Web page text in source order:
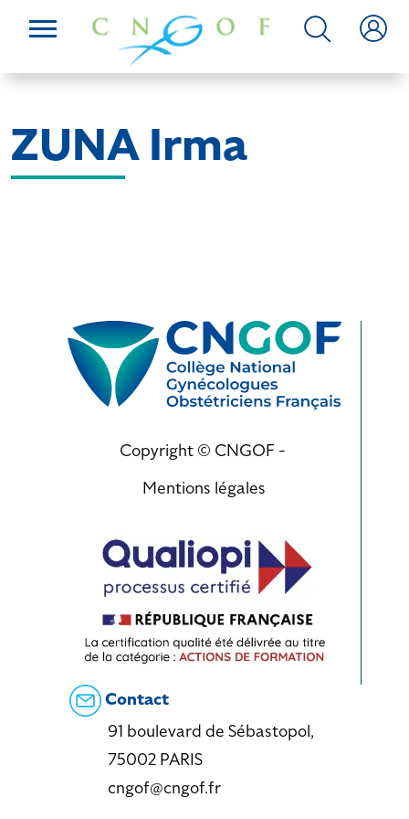
ZUNA Irma
Copyright © CNGOF -
Mentions légales
Contact
91 boulevard de Sébastopol,
75002 PARIS
cngof@cngof.fr